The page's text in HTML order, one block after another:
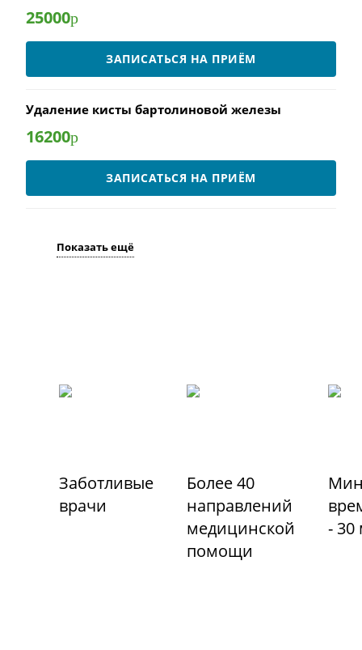
25000р
ЗАПИСАТЬСЯ НА ПРИЁМ
Удаление кисты бартолиновой железы
16200р
ЗАПИСАТЬСЯ НА ПРИЁМ
Показать ещё
Заботливые
врачи
Более 40
направлений
медицинской
помощи
- 30